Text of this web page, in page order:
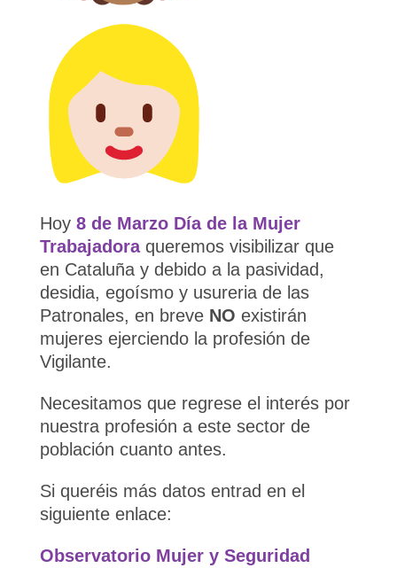
Hoy 8 de Marzo Día de la Mujer
Trabajadoraqueremos visibilizar que
en Cataluña y debido a lapasividad,
desidia, egoísmo y usureria de las
Patronales, en breve NO existirán
mujeres ejerciendo la profesión de
Vigilante.
Necesitamos que regrese el interés por
nuestra profesión a este sector de
población cuanto antes.
Si queréis más datos entrad en el
siguiente enlace:
Observatorio Mujer y Seguridad